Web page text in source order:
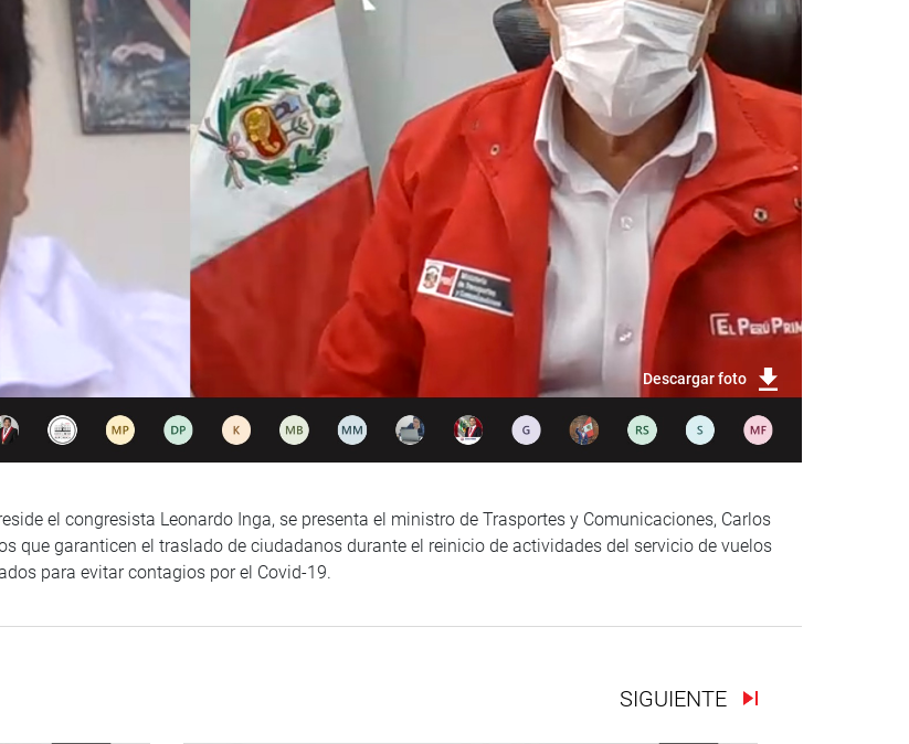
Descargar foto
el congresista Leonardo Inga, se presenta el ministro de Trasportes y Comunicaciones, Carlos
que garanticen el traslado de ciudadanos durante el reinicio de actividades del servicio de vuelos
para evitar contagios por el Covid-19.
SIGUIENTE